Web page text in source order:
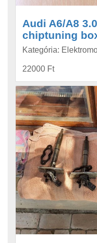
Audi A6/A8
chiptuning
Kategória:
22000 Ft